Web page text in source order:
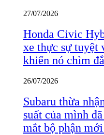
27/07/2026
Honda Civic
xe thực sự tuyệt
khiến nó chìm
26/07/2026
Subaru thừa
suất của mình
mắt bộ phận